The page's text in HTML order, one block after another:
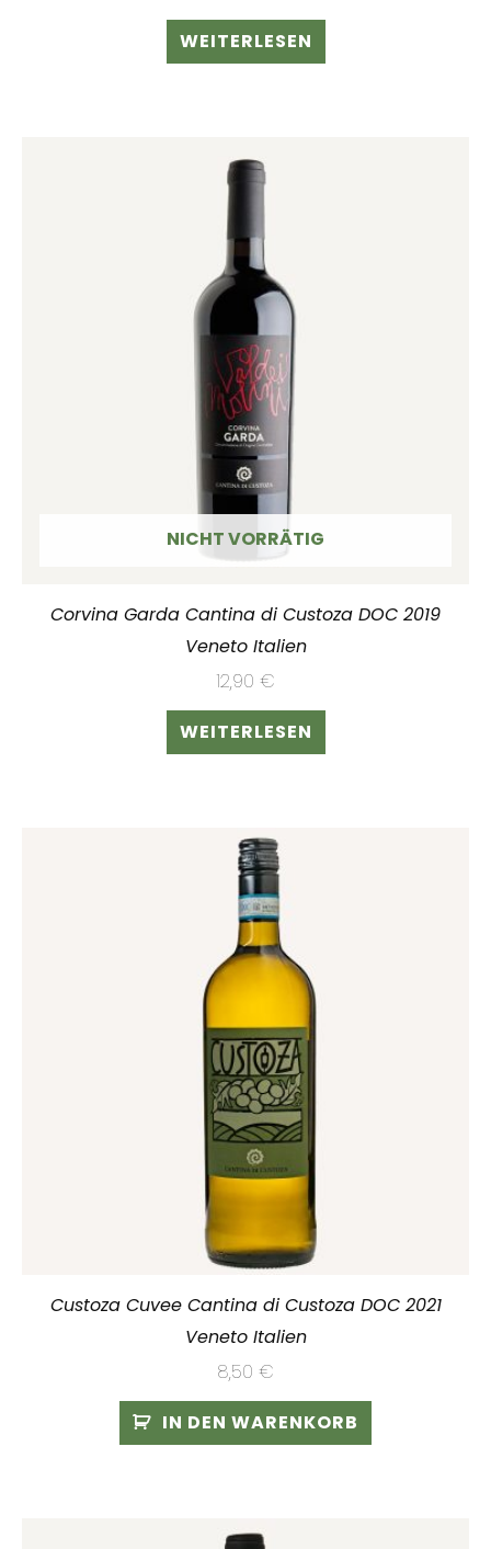
WEITERLESEN
NICHT VORRÄTIG
Corvina Garda Cantina di Custoza DOC 2019
Veneto Italien
12,90 €
WEITERLESEN
Custoza Cuvee Cantina di Custoza DOC 2021
Veneto Italien
8,50 €
IN DEN WARENKORB